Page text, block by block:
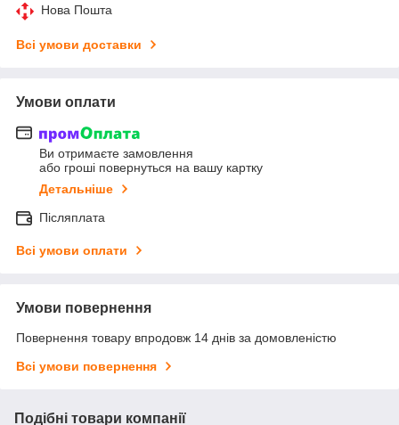
Нова Пошта
Всі умови доставки
Умови оплати
Ви отримаєте замовлення
або гроші повернуться на вашу картку
Детальніше
Післяплата
Всі умови оплати
Умови повернення
Повернення товару впродовж 14 днів за домовленістю
Всі умови повернення
Подібні товари компанії